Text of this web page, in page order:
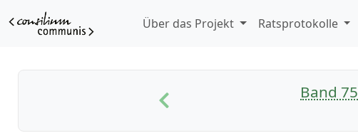
Über das Projekt Ratsprotokolle
Band 75